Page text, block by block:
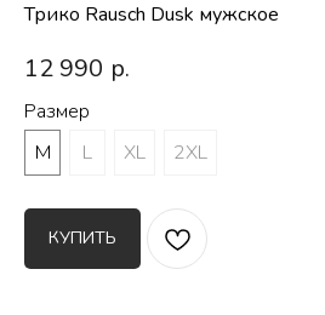
Трико Rausch Dusk мужское
12 990 р.
Размер
M
L XL 2XL
КУПИТЬ